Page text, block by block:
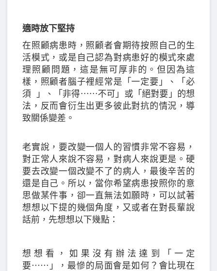
適時放下堅持
在照顧病患時，照顧者會期待按照自己的生
活模式，或是自己認為對病患好的模式來處
理照顧問題，這是無可厚非的。但因為這
樣，照顧者腦子裡經常是「一定要」、「必
須 」、「非得⋯⋯不可」或「絕對要」的想
法，反而會衍生出更多彼此對抗的情況，導
致關係變差。
老實說，要改變一個人的習慣非常不容易，
對正常人來說不容易，對病人來說更是。硬
要去改變一個改變不了的病人，最後辛苦的
還是自己。所以，當你希望病患按照你的意
思做某件事，卻一直無法如願時，可以試著
想想以下提的幾個角度，又或者在對長輩說
話前，先想想以下幾點：
想想看，如果沒有辦法達到「一定
要⋯⋯」，最慘的局面會是如何？會比現在